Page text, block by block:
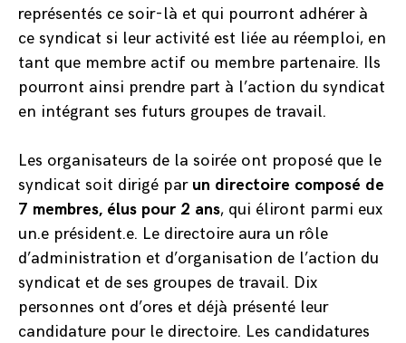
représentés ce soir-là et qui pourront adhérer à
ce syndicat si leur activité est liée au réemploi, en
tant que membre actif ou membre partenaire. Ils
pourront ainsi prendre part à l’action du syndicat
en intégrant ses futurs groupes de travail.
Les organisateurs de la soirée ont proposé que le
syndicat soit dirigé par un directoire composé de
7 membres, élus pour 2 ans, qui éliront parmi eux
un.e président.e. Le directoire aura un rôle
d’administration et d’organisation de l’action du
syndicat et de ses groupes de travail. Dix
personnes ont d’ores et déjà présenté leur
candidature pour le directoire. Les candidatures